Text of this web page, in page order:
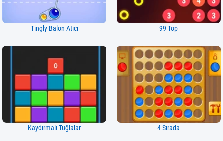
Tingly Balon Atıcı 99 Top
Kaydırmalı Tuğlalar 4 Sırada